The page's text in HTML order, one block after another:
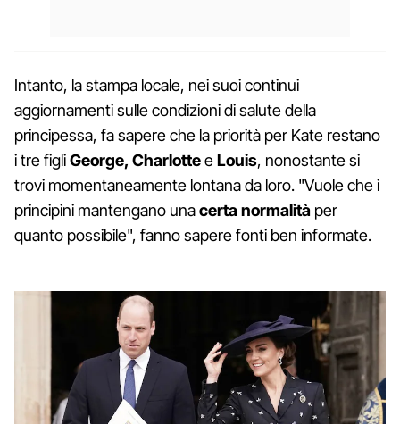
Intanto, la stampa locale, nei suoi continui
aggiornamenti sulle condizioni di salute della
principessa, fa sapere che la priorità per Kate restano
i tre figliGeorge, CharlotteeLouis, nonostante si
trovi momentaneamente lontana da loro. "Vuole che i
principini mantengano unacerta normalità per
quanto possibile", fanno sapere fonti ben informate.